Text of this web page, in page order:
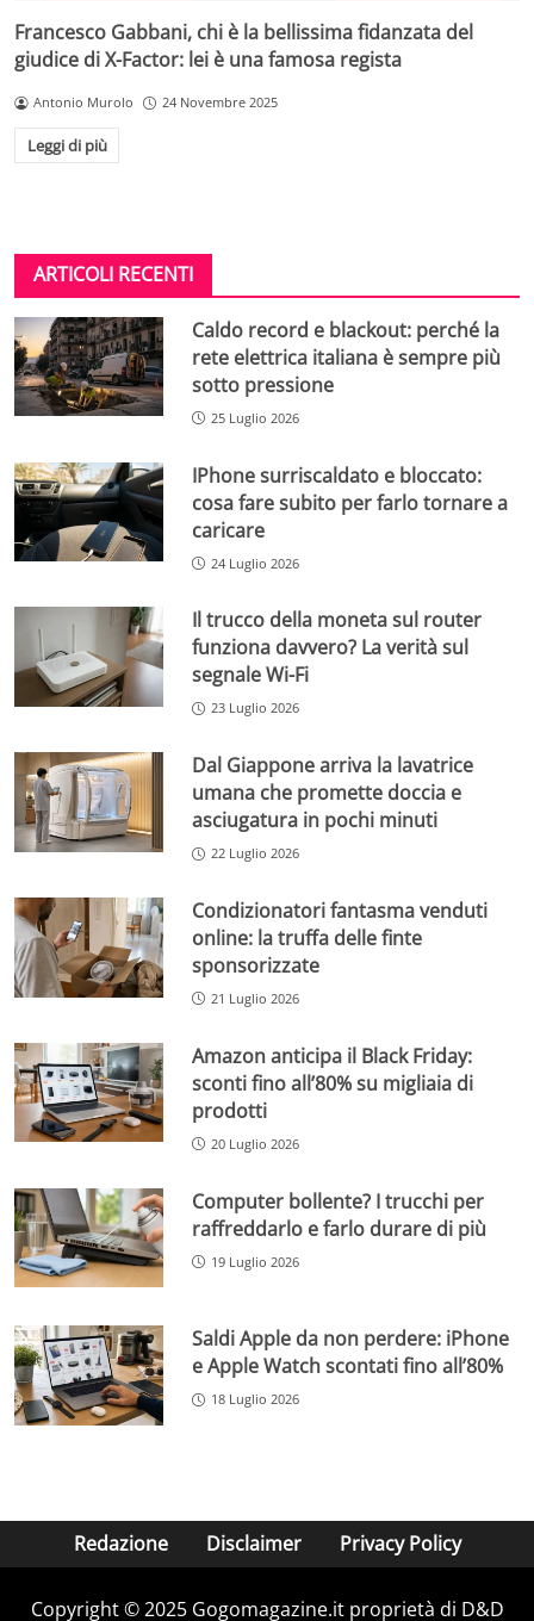
Francesco Gabbani, chi è la bellissima fidanzata del
giudice di X-Factor: lei è una famosa regista
Antonio Murolo 24 Novembre 2025
Leggi di più
ARTICOLI RECENTI
Caldo record e blackout: perché la
rete elettrica italiana è sempre più
sotto pressione
25 Luglio 2026
IPhone surriscaldato e bloccato:
cosa fare subito per farlo tornare a
caricare
24 Luglio 2026
Il trucco della moneta sul router
funziona davvero? La verità sul
segnale Wi-Fi
23 Luglio 2026
Dal Giappone arriva la lavatrice
umana che promette doccia e
asciugatura in pochi minuti
22 Luglio 2026
Condizionatori fantasma venduti
online: la truffa delle finte
sponsorizzate
21 Luglio 2026
Amazon anticipa il Black Friday:
sconti fino all’80% su migliaia di
prodotti
20 Luglio 2026
Computer bollente? I trucchi per
raffreddarlo e farlo durare di più
19 Luglio 2026
Saldi Apple da non perdere: iPhone
e Apple Watch scontati fino all’80%
18 Luglio 2026
Redazione Disclaimer Privacy Policy
Copyright © 2025 Gogomagazine.it proprietà di D&D